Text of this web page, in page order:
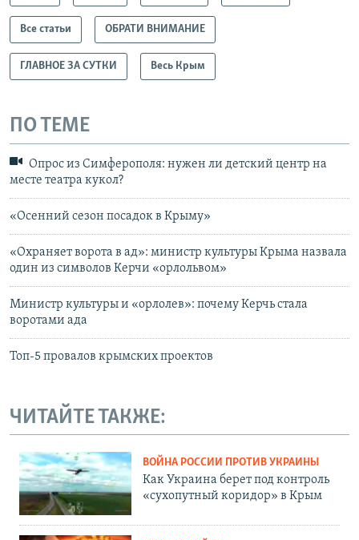
Все статьи ОБРАТИ ВНИМАНИЕ
ГЛАВНОЕ ЗА СУТКИ Весь Крым
ПО ТЕМЕ
Опрос из Симферополя: нужен ли детский центр на
месте театра кукол?
«Осенний сезон посадок в Крыму»
«Охраняет ворота в ад»: министр культуры Крыма назвала
один из символов Керчи «орлольвом»
Министр культуры и «орлолев»: почему Керчь стала
воротами ада
Топ-5 провалов крымских проектов
ЧИТАЙТЕ ТАКЖЕ:
ВОЙНА РОССИИ ПРОТИВ УКРАИНЫ
Как Украина берет под контроль
«сухопутный коридор» в Крым